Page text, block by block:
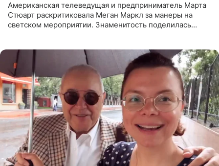
Американская телеведущая и предприниматель Марта
Стюарт раскритиковала Меган Маркл за манеры на
светском мероприятии. Знаменитость поделилась